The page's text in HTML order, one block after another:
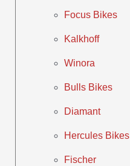
Focus Bikes
Kalkhoff
Winora
Bulls Bikes
Diamant
Hercules Bikes
Fischer